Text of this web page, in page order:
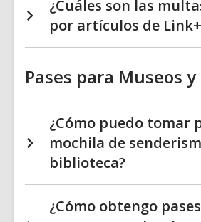
¿Cuáles son las
por artículos de
Pases para Museos
¿Cómo puedo tomar
mochila de
biblioteca?
¿Cómo obtengo